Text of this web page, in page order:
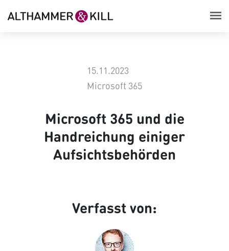
15.11.2023
Microsoft 365
Microsoft 365 und die
Handreichung einiger
Aufsichtsbehörden
Verfasst von: